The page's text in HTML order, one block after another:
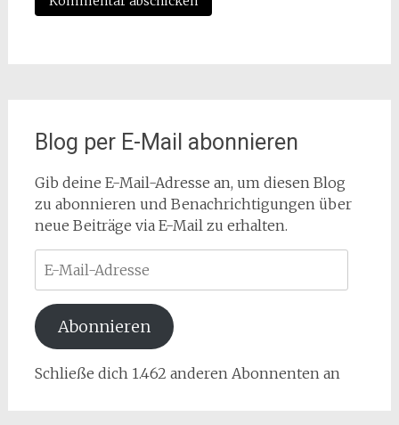
Blog per E-Mail abonnieren
Gib deine E-Mail-Adresse an, um diesen Blog
zu abonnieren und Benachrichtigungen über
neue Beiträge via E-Mail zu erhalten.
Mail-
Adresse
Abonnieren
Schließe dich 1.462 anderen Abonnenten an